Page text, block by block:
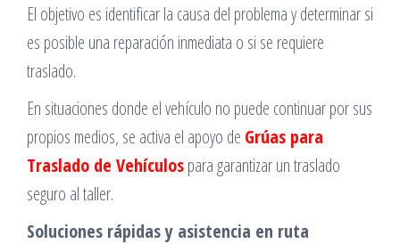
El objetivo es identificar la causa del problema y determinar si
es posible una reparación inmediata o si se requiere
traslado.
En situaciones donde el vehículo no puede continuar por sus
propios medios, se activa el apoyo de Grúas para
Traslado de Vehículospara garantizar un traslado
seguro al taller.
Soluciones rápidas y asistencia en ruta